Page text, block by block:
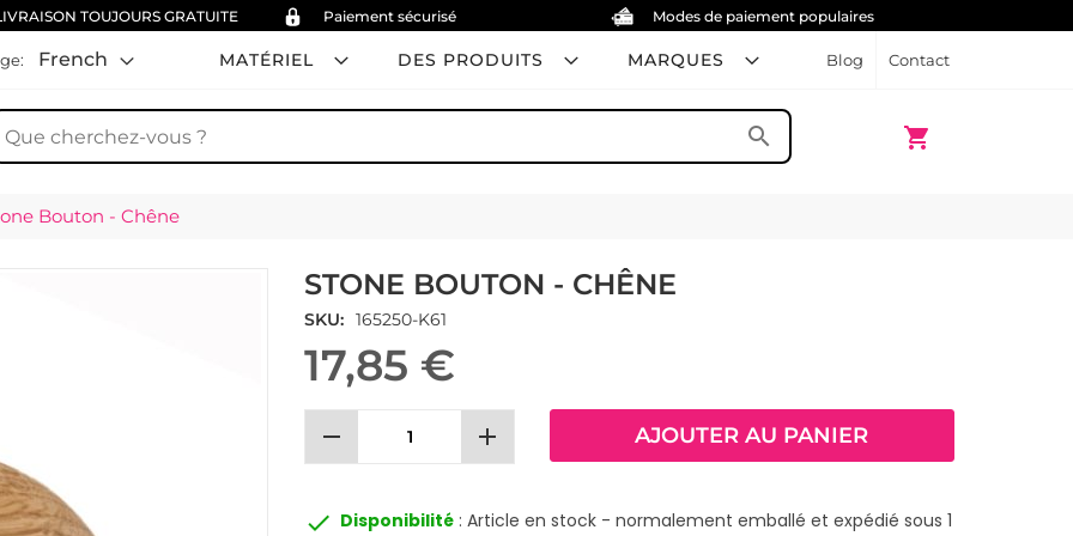
TOUJOURS GRATUITE Paiement sécurisé Modes de paiement populaires
MATÉRIEL DES PRODUITS MARQUES Blog Contact
French
shopping_cart
Mon panier
search
Bouton - Chêne
STONE BOUTON - CHÊNE
SKU 165250-K61
17,85 €
remove add AJOUTER AU PANIER
done Disponibilité : Article en stock - normalement emballé et expédié sous 1